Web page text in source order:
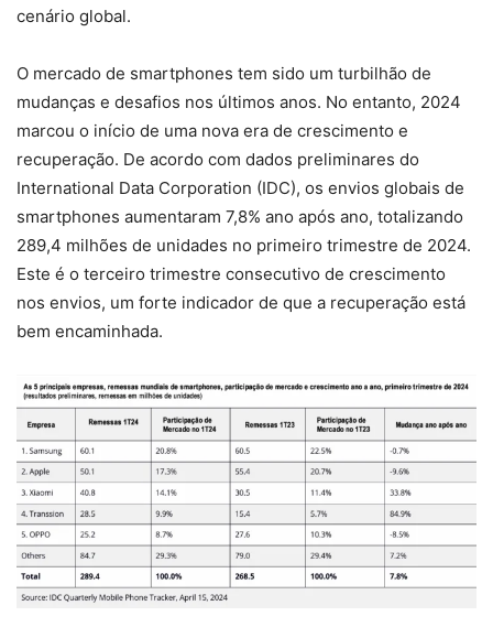
cenário global.
O mercado de smartphones tem sido um turbilhão de
mudanças e desafios nos últimos anos. No entanto, 2024
marcou o início de uma nova era de crescimento e
recuperação. De acordo com dados preliminares do
International Data Corporation (IDC), os envios globais de
smartphones aumentaram 7,8% ano após ano, totalizando
289,4 milhões de unidades no primeiro trimestre de 2024.
Este é o terceiro trimestre consecutivo de crescimento
nos envios, um forte indicador de que a recuperação está
bem encaminhada.